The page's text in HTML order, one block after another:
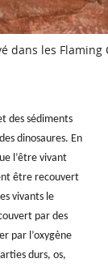
dans les Flaming
des sédiments
dinosaures. En
l’être vivant
être recouvert
vivants le
par des
par l’oxygène
durs, os,